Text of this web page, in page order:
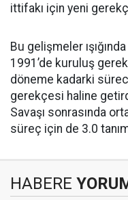
ittifakı için yeni
Bu gelişmeler
1991’de kuruluş
döneme kadarki
gerekçesi haline
Savaşı sonrasında
süreç için de 3.0
HABERE